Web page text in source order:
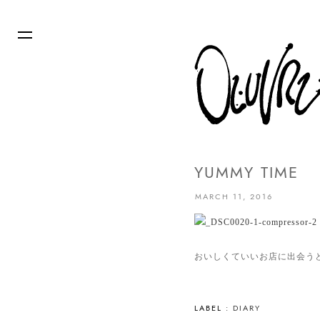
YUMMY TIME
MARCH 11, 2016
おいしくていいお店に出会う
LABEL : DIARY